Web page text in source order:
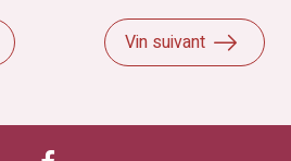
Vin suivant